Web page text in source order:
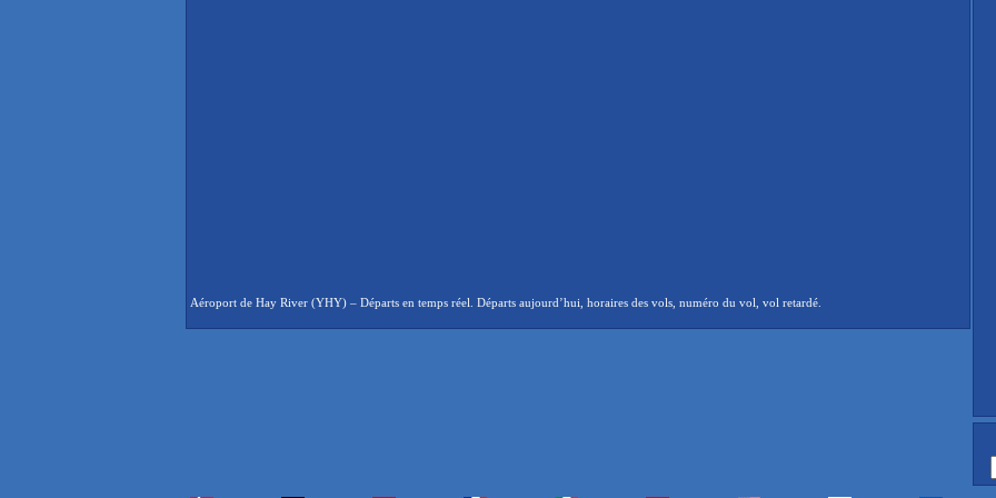
Aéroport de Hay River (YHY) – Départs en temps réel. Départs aujourd’hui, horaires des vols, numéro du vol, vol retardé.